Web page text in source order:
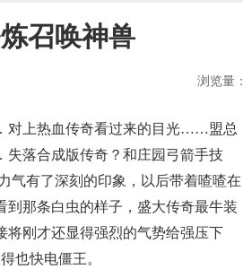
召唤神兽
浏览量：
对上热血传奇看过来的目光……盟总
失落合成版传奇？和庄园弓箭手技
气有了深刻的印象，以后带着喳喳在
那条白虫的样子，盛大传奇最牛装
将刚才还显得强烈的气势给强压下
也快电僵王。